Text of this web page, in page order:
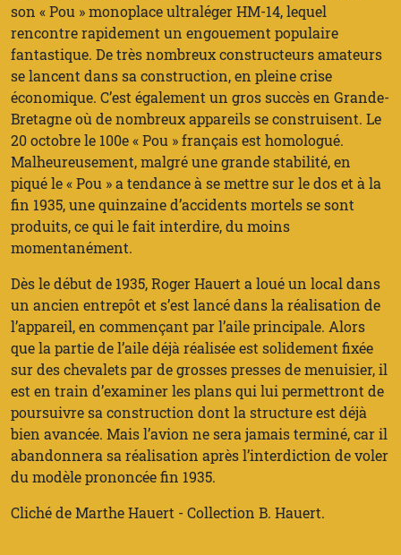
son « Pou » monoplace ultraléger HM-14, lequel
rencontre rapidement un engouement populaire
fantastique. De très nombreux constructeurs amateurs
se lancent dans sa construction, en pleine crise
économique. C’est également un gros succès en Grande-
Bretagne où de nombreux appareils se construisent. Le
20 octobre le 100e « Pou » français est homologué.
Malheureusement, malgré une grande stabilité, en
piqué le « Pou » a tendance à se mettre sur le dos et à la
fin 1935, une quinzaine d’accidents mortels se sont
produits, ce qui le fait interdire, du moins
momentanément.
Dès le début de 1935, Roger Hauert a loué un local dans
un ancien entrepôt et s’est lancé dans la réalisation de
l’appareil, en commençant par l’aile principale. Alors
que la partie de l’aile déjà réalisée est solidement fixée
sur des chevalets par de grosses presses de menuisier, il
est en train d’examiner les plans qui lui permettront de
poursuivre sa construction dont la structure est déjà
bien avancée. Mais l’avion ne sera jamais terminé, car il
abandonnera sa réalisation après l’interdiction de voler
du modèle prononcée fin 1935.
Cliché de Marthe Hauert - Collection B. Hauert.